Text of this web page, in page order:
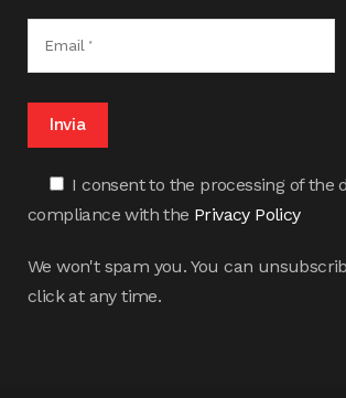
I consent to the processing of the
compliance with the Privacy Policy
We won't spam you. You can
click at any time.